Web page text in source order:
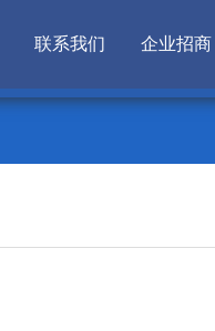
联系我们 企业招商